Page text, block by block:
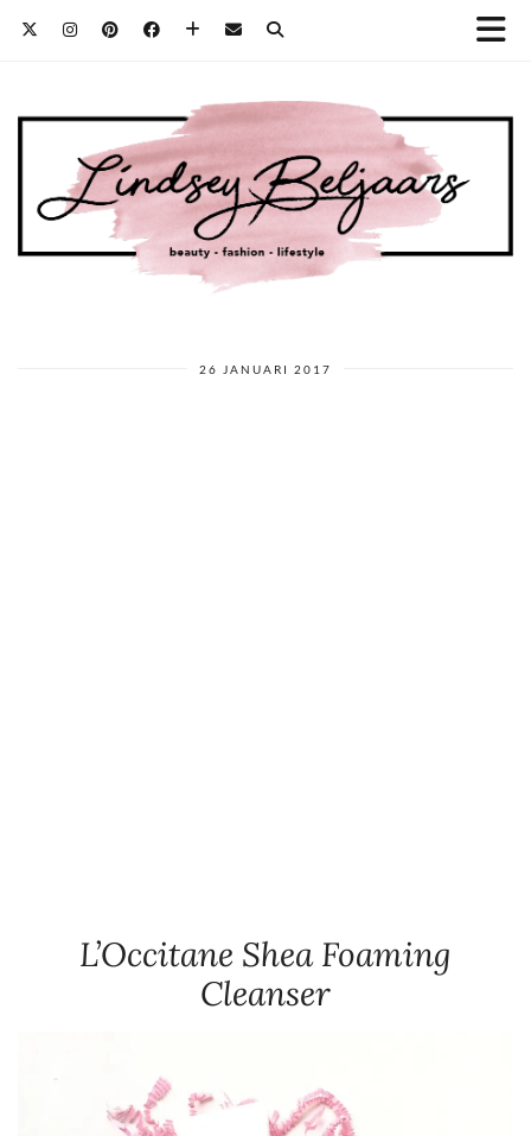
26 JANUARI 2017
L’Occitane Shea Foaming
Cleanser